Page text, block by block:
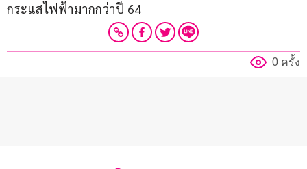
กระแสไฟฟ้ามากกว่าปี 64
0 ครั้ง